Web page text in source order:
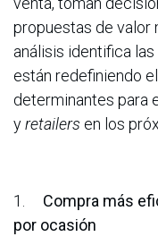
propuestas de valor
análisis identifica
están redefiniendo
determinantes para
yretailers en los
1. Compra más
por ocasión